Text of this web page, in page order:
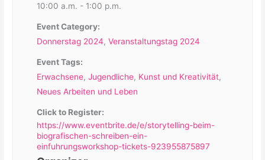
10:00 a.m. - 1:00 p.m.
Event Category:
Donnerstag 2024,Veranstaltungstag 2024
Event Tags:
Erwachsene,Jugendliche, Kunst und Kreativität,
Neues Arbeiten und Leben
Click to Register:
https://www.eventbrite.de/e/storytelling-beim-
biografischen-schreiben-ein-
einfuhrungsworkshop-tickets-923955875897